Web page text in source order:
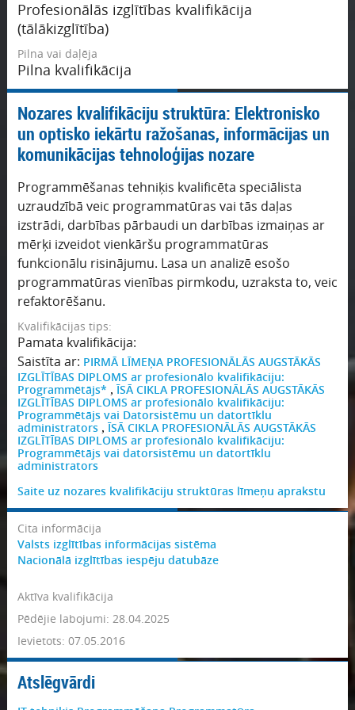
centrs"
- Profesionālā tālākizglītības un profesionālās
pilnveides izglītības iestāde "Latvijas Tālmācības
profesionālais centrs"
- MC Alfa - mācību centrs
- Profesionālās izglītības iestāde "Latvijas-Vācijas
profesionālās izglītības centrs"
- Profesionālās pilnveides un tālākizglītības iestāde
"Mācību centrs plus"
Likvidēta/Reorganizēta/Mainīts nosaukums un/vai tips:
- Izglītības iestāde "Web-tehnoloģiju skola"
Izdevējiestādes:
- Profesionālās tālākizglītības un pilnveides izglītības
iestāde "Mācību centrs MP"
- Liepājas Valsts tehnikums
- Sabiedrība ar ierobežotu atbildību "Inovatīvo
Tehnoloģiju Aģentūra"
Samazināt
Profesionālās izglītības kvalifikācija
(tālākizglītība)
Pilna vai daļēja
Pilna kvalifikācija
Nozares kvalifikāciju struktūra: Elektronisko
un optisko iekārtu ražošanas, informācijas un
komunikācijas tehnoloģijas nozare
Programmēšanas tehniķis kvalificēta speciālista
uzraudzībā veic programmatūras vai tās daļas
izstrādi, darbības pārbaudi un darbības izmaiņas ar
mērķi izveidot vienkāršu programmatūras
funkcionālu risinājumu. Lasa un analizē esošo
programmatūras vienības pirmkodu, uzraksta to, veic
refaktorēšanu.
Kvalifikācijas tips:
Pamata kvalifikācija:
Saistīta ar: PIRMĀ LĪMEŅA PROFESIONĀLĀS AUGSTĀKĀS
IZGLĪTĪBAS DIPLOMS ar profesionālo kvalifikāciju:
Programmētājs* , ĪSĀ CIKLA PROFESIONĀLĀS AUGSTĀKĀS
IZGLĪTĪBAS DIPLOMS ar profesionālo kvalifikāciju:
Programmētājs vai Datorsistēmu un datortīklu
administrators, ĪSĀ CIKLA PROFESIONĀLĀS AUGSTĀKĀS
IZGLĪTĪBAS DIPLOMS ar profesionālo kvalifikāciju:
Programmētājs vai datorsistēmu un datortīklu
administrators
Saite uz nozares kvalifikāciju struktūras līmeņu aprakstu
Cita informācija
Valsts izglītības informācijas sistēma
Nacionālā izglītības iespēju datubāze
Aktīva kvalifikācija
Pēdējie labojumi: 28.04.2025
Ievietots: 07.05.2016
Atslēgvārdi